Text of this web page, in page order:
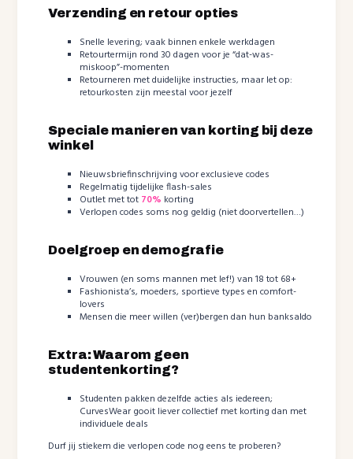
Verzending en retour opties
Snelle levering; vaak binnen enkele werkdagen
Retourtermijn rond 30 dagen voor je “dat-was-
miskoop”-momenten
Retourneren met duidelijke instructies, maar let op:
retourkosten zijn meestal voor jezelf
Speciale manieren van korting bij deze
winkel
Nieuwsbriefinschrijving voor exclusieve codes
Regelmatig tijdelijke flash-sales
Outlet met tot 70% korting
Verlopen codes soms nog geldig (niet doorvertellen…)
Doelgroep en demografie
Vrouwen (en soms mannen met lef!) van 18 tot 68+
Fashionista’s, moeders, sportieve types en comfort-
lovers
Mensen die meer willen (ver)bergen dan hun banksaldo
Extra: Waarom geen
studentenkorting?
Studenten pakken dezelfde acties als iedereen;
CurvesWear gooit liever collectief met korting dan met
individuele deals
Durf jij stiekem die verlopen code nog eens te proberen?